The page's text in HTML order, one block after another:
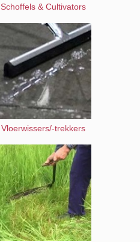
Schoffels & Cultivators
Vloerwissers/-trekkers